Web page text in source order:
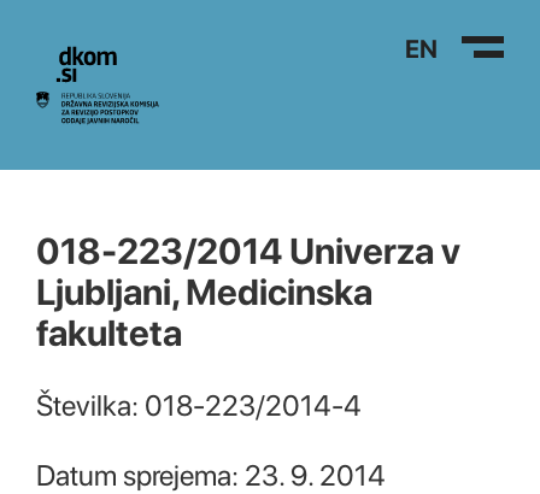
Na vsebino EN
018-223/2014 Univerza v
Ljubljani, Medicinska
fakulteta
Številka: 018-223/2014-4
Datum sprejema: 23. 9. 2014